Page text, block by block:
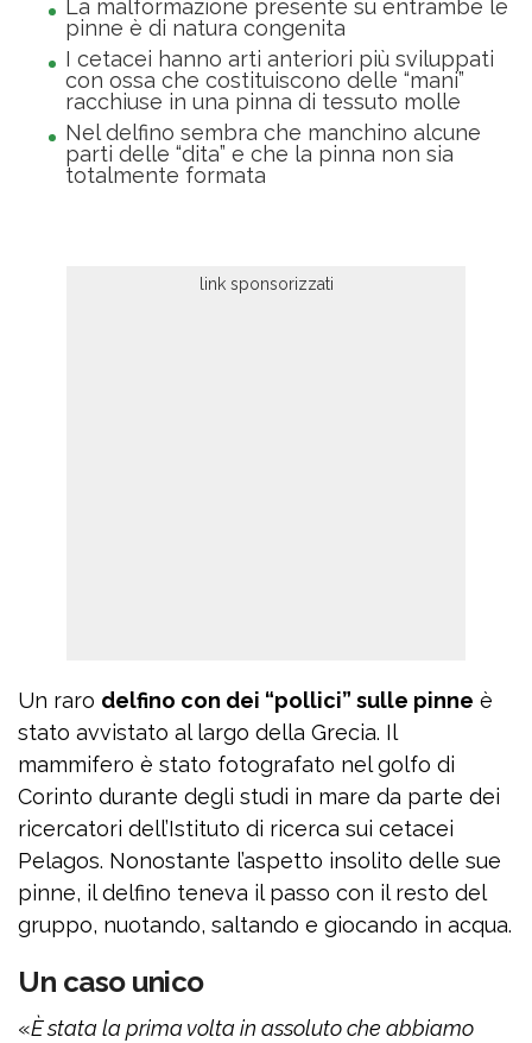
La malformazione presente su entrambe le
pinne è di natura congenita
I cetacei hanno arti anteriori più sviluppati
con ossa che costituiscono delle “mani”
racchiuse in una pinna di tessuto molle
Nel delfino sembra che manchino alcune
parti delle “dita” e che la pinna non sia
totalmente formata
Un raro delfino con dei “pollici” sulle pinne è
stato avvistato al largo della Grecia. Il
mammifero è stato fotografato nel golfo di
Corinto durante degli studi in mare da parte dei
ricercatori dell’Istituto di ricerca sui cetacei
Pelagos. Nonostante l’aspetto insolito delle sue
pinne, il delfino teneva il passo con il resto del
gruppo, nuotando, saltando e giocando in acqua.
Un caso unico
«È stata la prima volta in assoluto che abbiamo